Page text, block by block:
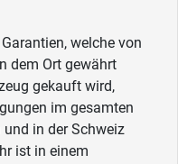
welche von
dem Ort gewährt
gekauft wird,
im gesamten
in der Schweiz
ist in einem